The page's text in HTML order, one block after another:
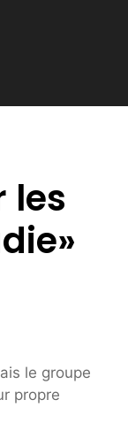
les
le groupe
propre